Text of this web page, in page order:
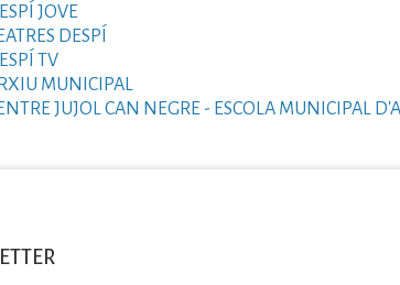
JOVE
DESPÍ
TV
MUNICIPAL
JUJOL CAN NEGRE - ESCOLA MUNICIPAL